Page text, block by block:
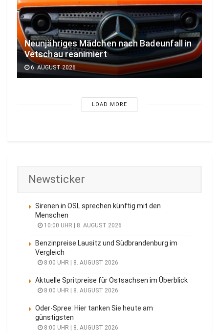
Neunjähriges Mädchen nach Badeunfall in
Vetschau reanimiert
6. AUGUST 2026
LOAD MORE
Newsticker
Sirenen in OSL sprechen künftig mit den
Menschen
10:00 UHR | 8. AUGUST 2026
Benzinpreise Lausitz und Südbrandenburg im
Vergleich
8:00 UHR | 8. AUGUST 2026
Aktuelle Spritpreise für Ostsachsen im Überblick
8:00 UHR | 8. AUGUST 2026
Oder-Spree: Hier tanken Sie heute am
günstigsten
8:00 UHR | 8. AUGUST 2026